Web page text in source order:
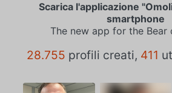
Scarica l'applicazione
smartphone
The new app for the Bear
28.755 profili creati, 411